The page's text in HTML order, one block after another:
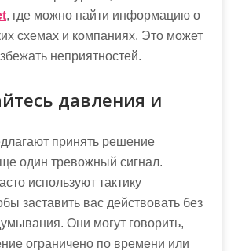
, где можно найти информацию о
схемах и компаниях. Это может
неприятностей.
давления и
принять решение
один тревожный сигнал.
используют тактику
заставить вас действовать без
Они могут говорить,
ограничено по времени или